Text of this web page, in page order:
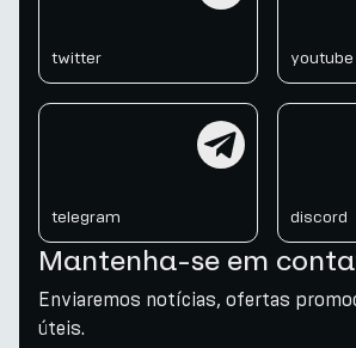
twitter youtube
telegram discord
Mantenha-se em
Enviaremos notícias, ofertas
úteis.